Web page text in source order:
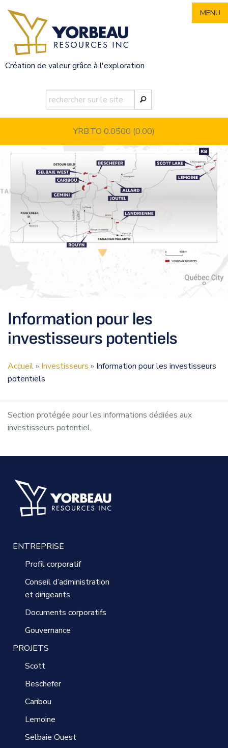
content
Création de valeur grâce à l'exploration
YRB.TO 0.0500 (0.00)
MENU
Information pour les
investisseurs potentiels
Accueil» Investisseurs » Information pour les investisseurs
potentiels
Section protégée pour les informations dédiées aux
investisseurs potentiel.
ENTREPRISE
Profil corporatif
Conseil d’administration
et dirigeants
Documents corporatifs
Gouvernance
PROJETS
Scott
Beschefer
Caribou
Lemoine
Selbaie Ouest